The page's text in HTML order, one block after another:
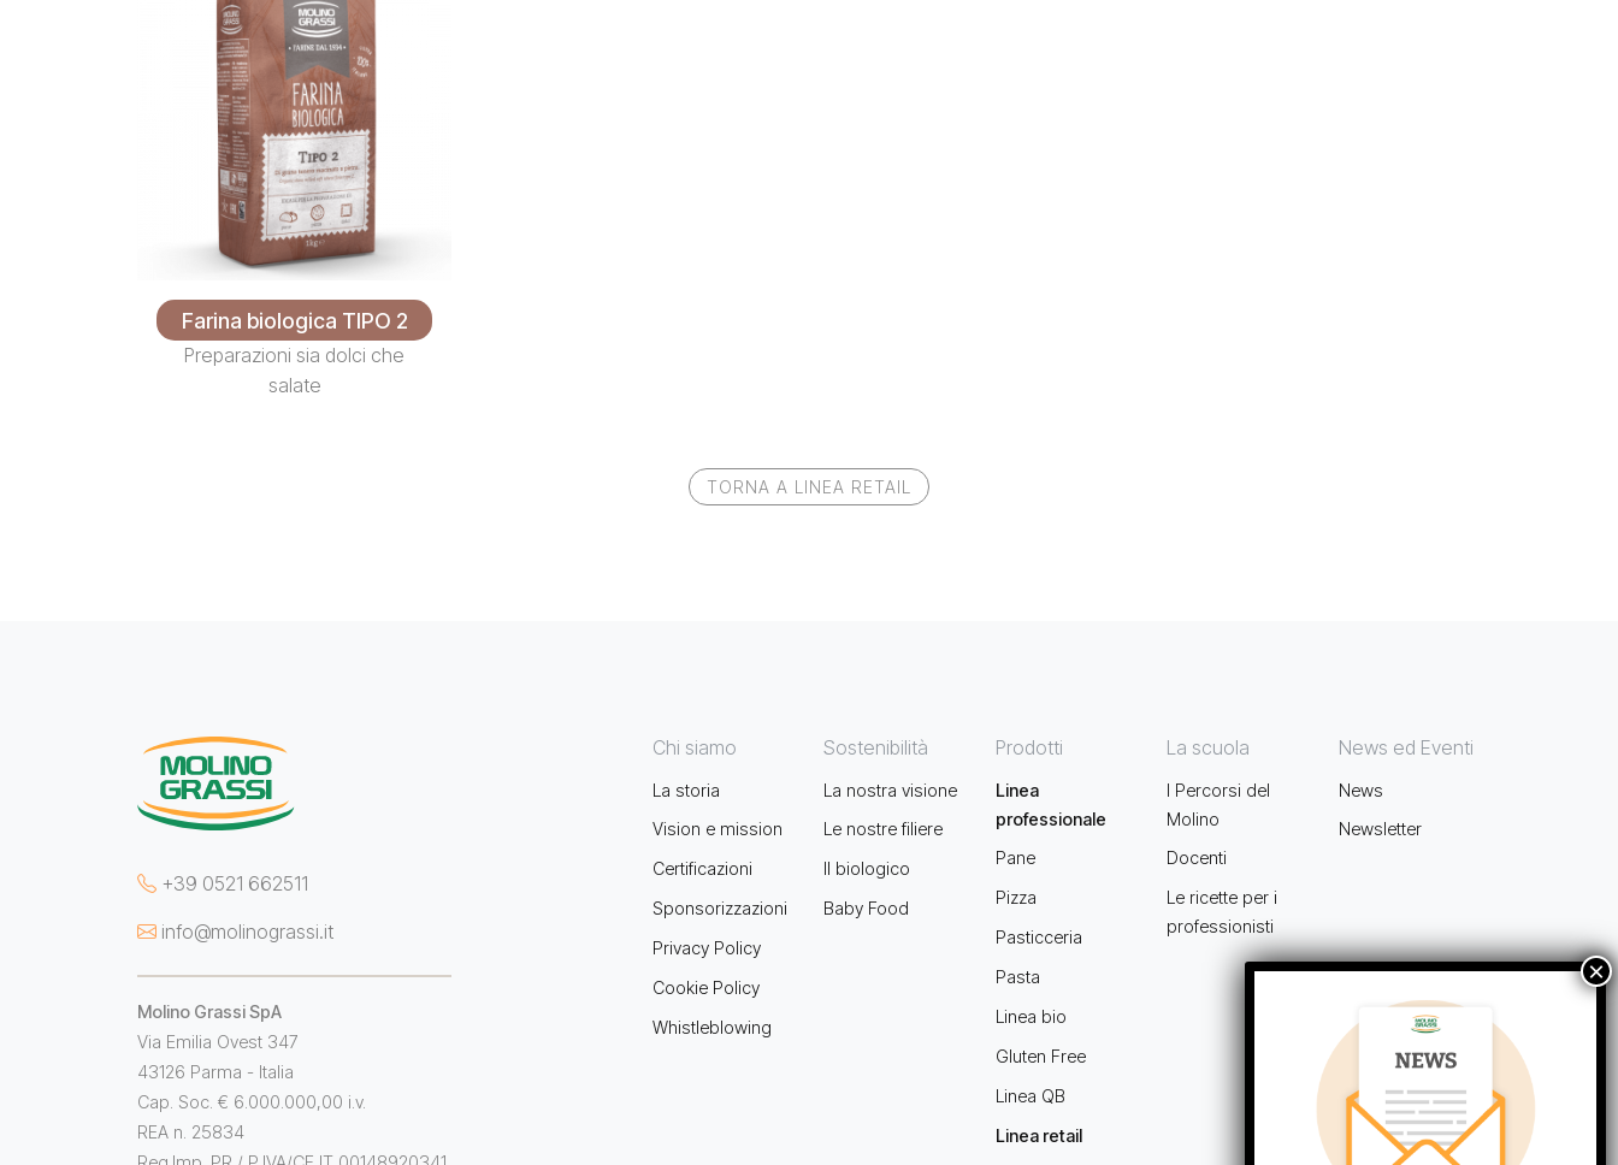
Farina biologica TIPO 2
Preparazioni sia dolci che
salate
TORNA A LINEA RETAIL
+39 0521 662511
info@molinograssi.it
Molino Grassi SpA
Via Emilia Ovest 347
43126 Parma - Italia
Cap. Soc. € 6.000.000,00 i.v.
REA n. 25834
Chi siamo
La storia
Vision e mission
Certificazioni
Sponsorizzazioni
Privacy Policy
Cookie Policy
Whistleblowing
Sostenibilità
La nostra visione
Le nostre filiere
Il biologico
Baby Food
Prodotti
Linea
professionale
Pane
Pizza
Pasticceria
Pasta
Linea bio
Gluten Free
Linea QB
Linea retail
La scuola
I Percorsi del
Molino
Docenti
Le ricette per i
professionisti
News ed Eventi
News
Newsletter